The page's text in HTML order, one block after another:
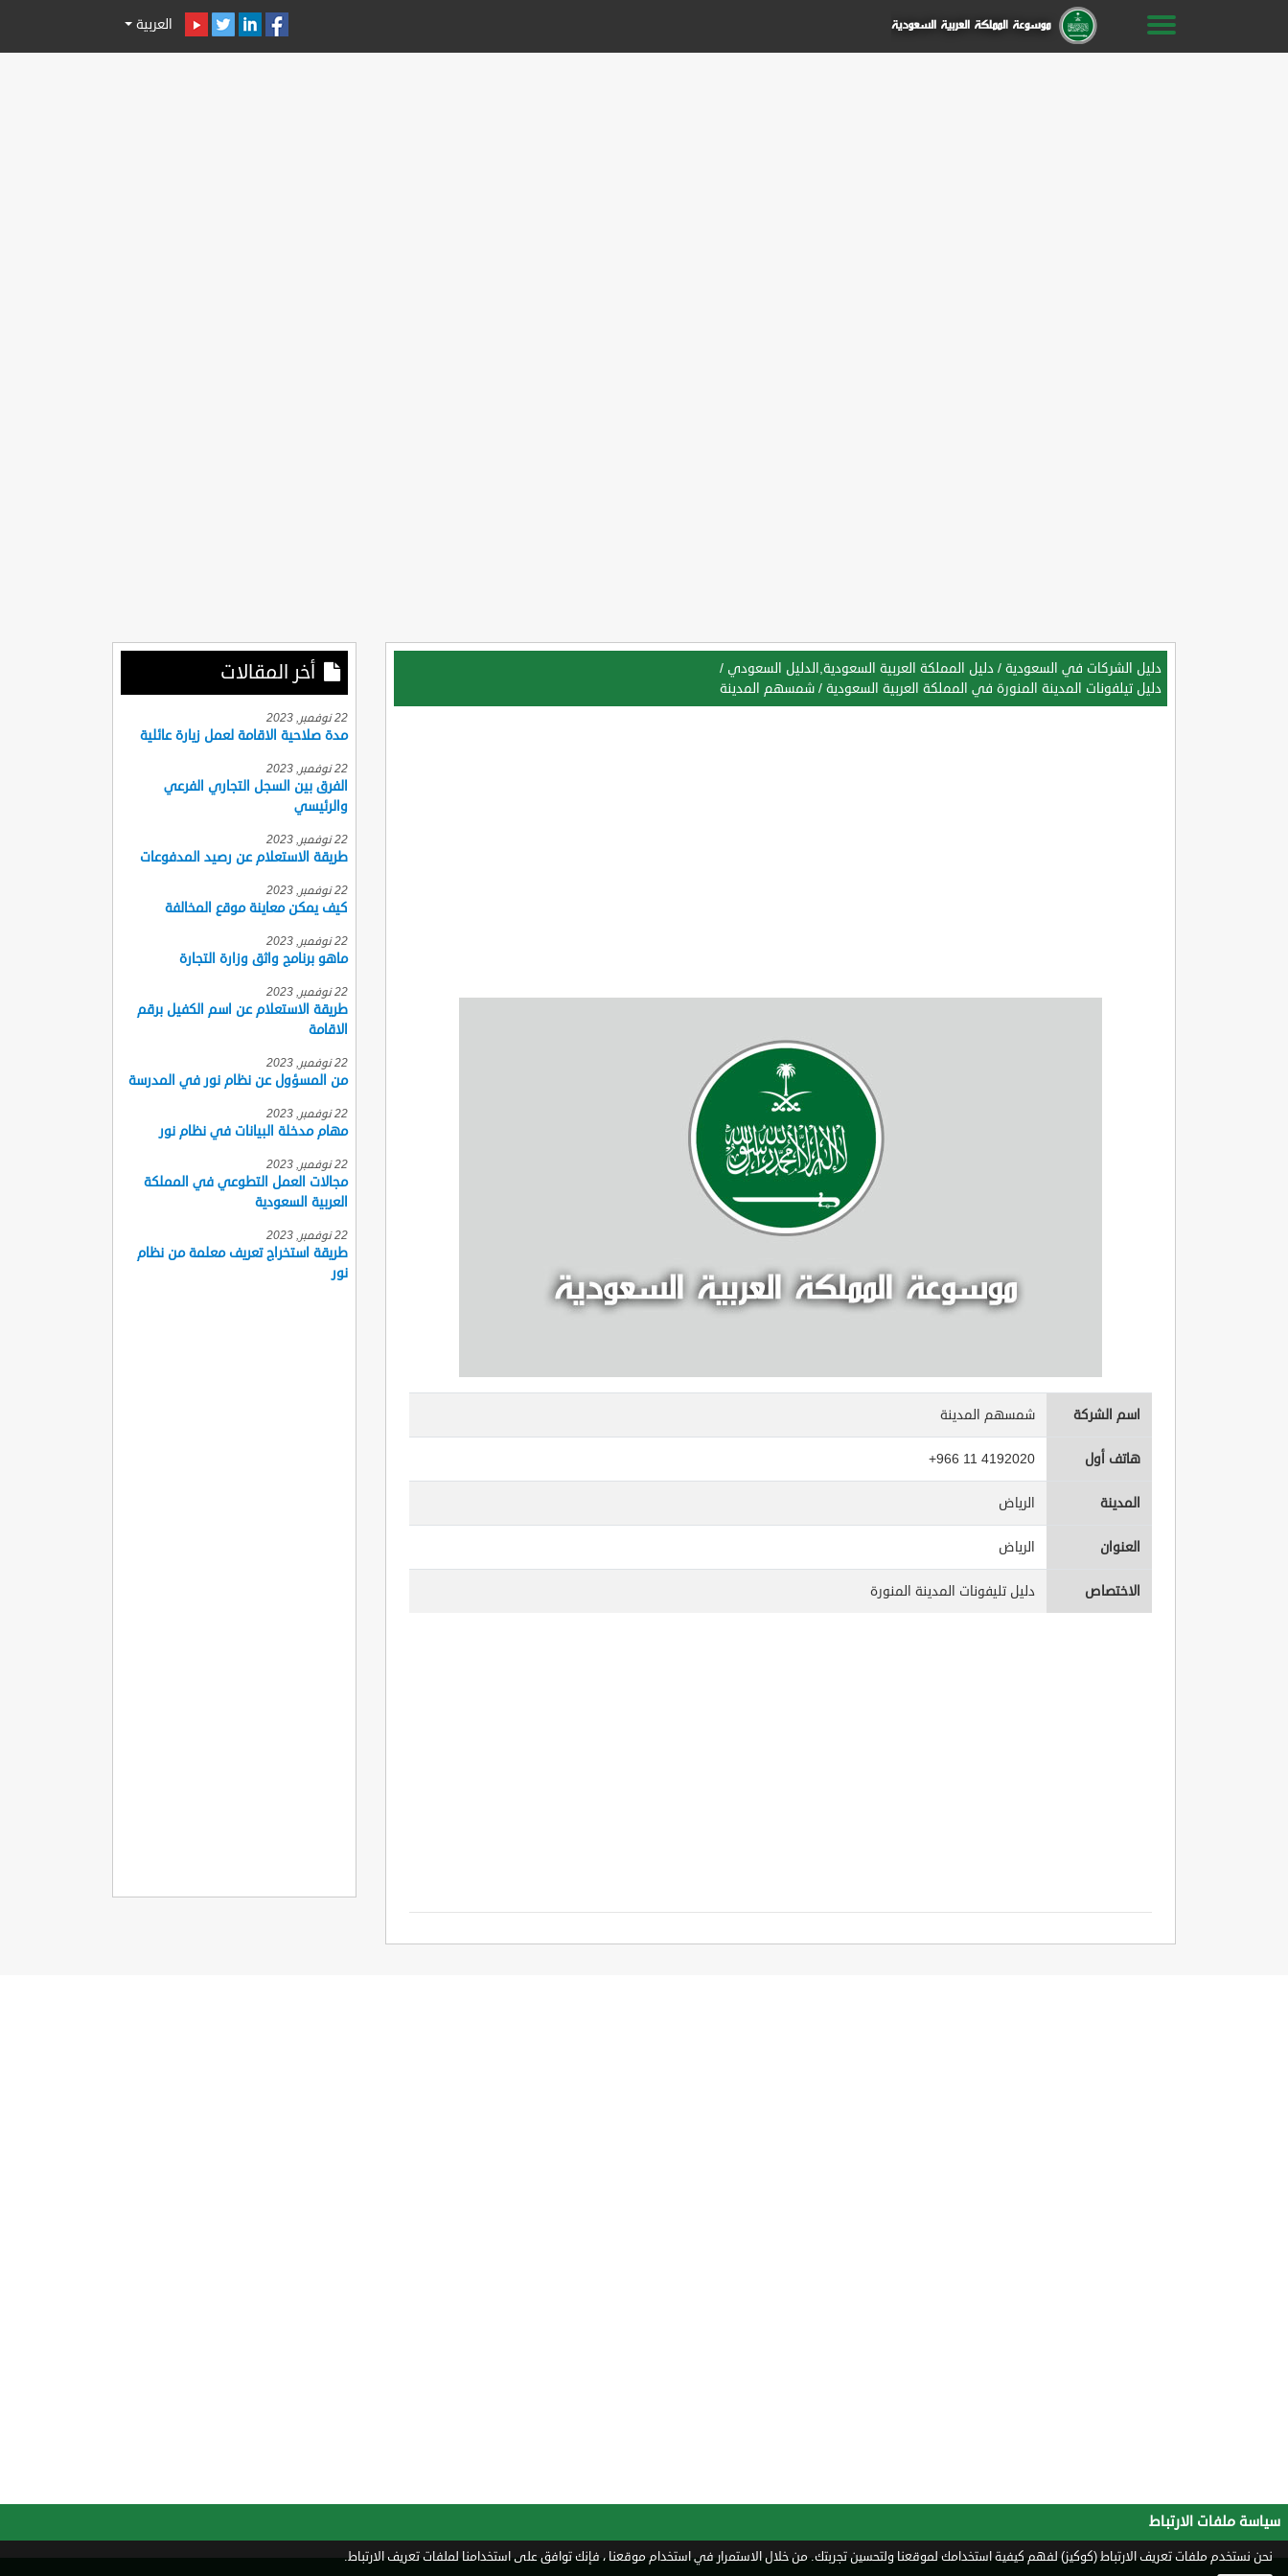
العربية
دليل الشركات في السعودية / دليل المملكة العربية السعودية,الدليل السعودي /
دليل تيلفونات المدينة المنورة في المملكة العربية السعودية / شمسهم المدينة
اسم الشركة شمسهم المدينة
هاتف أول +966 11 4192020
المدينة الرياض
العنوان الرياض
الاختصاص دليل تليفونات المدينة المنورة
أخر المقالات
22 نوفمبر, 2023
مدة صلاحية الاقامة لعمل زيارة عائلية
22 نوفمبر, 2023
الفرق بين السجل التجاري الفرعي
والرئيسي
22 نوفمبر, 2023
طريقة الاستعلام عن رصيد المدفوعات
22 نوفمبر, 2023
كيف يمكن معاينة موقع المخالفة
22 نوفمبر, 2023
ماهو برنامج واثق وزارة التجارة
22 نوفمبر, 2023
طريقة الاستعلام عن اسم الكفيل برقم
الاقامة
22 نوفمبر, 2023
من المسؤول عن نظام نور في المدرسة
22 نوفمبر, 2023
مهام مدخلة البيانات في نظام نور
22 نوفمبر, 2023
مجالات العمل التطوعي في المملكة
العربية السعودية
22 نوفمبر, 2023
طريقة استخراج تعريف معلمة من نظام
نور
سياسة ملفات الارتباط
نحن نستخدم ملفات تعريف الارتباط (كوكيز) لفهم كيفية استخدامك لموقعنا ولتحسين تجربتك. من خلال الاستمرار في استخدام موقعنا ، فإنك توافق على استخدامنا لملفات تعريف الارتباط.